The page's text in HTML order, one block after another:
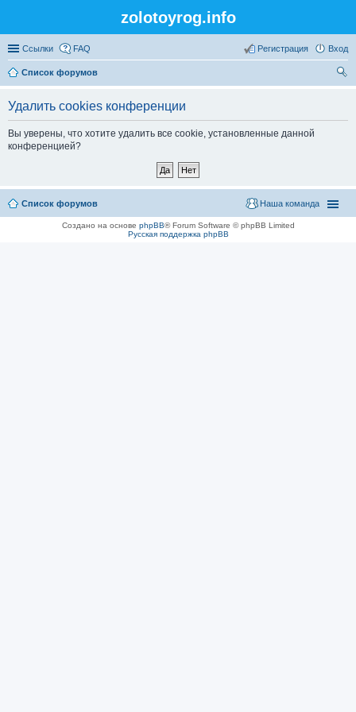
zolotoyrog.info
Ссылки FAQ Вход
Регистрация
Список форумов
Удалить cookies конференции
Вы уверены, что хотите удалить все cookie, установленные данной
конференцией?
Список форумов Наша команда
Создано на основе phpBB® Forum Software © phpBB Limited
Русская поддержка phpBB